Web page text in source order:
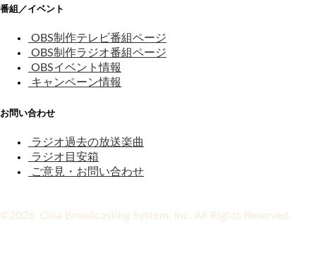
番組／イベント
OBS制作テレビ番組ページ
OBS制作ラジオ番組ページ
OBSイベント情報
キャンペーン情報
お問い合わせ
ラジオ過去の放送楽曲
ラジオ目安箱
ご意見・お問い合わせ
©2026 Oita Broadcasting System, Inc. All Rights Reserved.